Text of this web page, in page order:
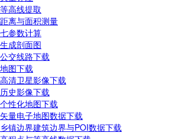
等高线提取
距离与面积测量
七参数计算
生成剖面图
公交线路下载
地图下载
高清卫星影像下载
历史影像下载
个性化地图下载
矢量电子地图数据下载
乡镇边界建筑边界与POI数据下载